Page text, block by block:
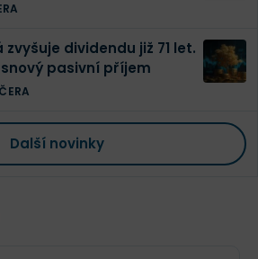
dividendu již 71 let.
pasivní příjem
Další novinky